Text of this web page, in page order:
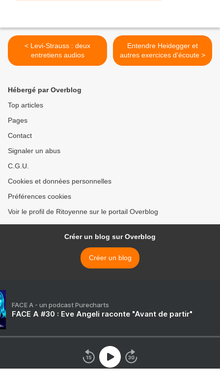
< Levi-Strauss : deux
entretiens audios
Entendre Heidegger et
autres exercices d'écoute >
Hébergé par Overblog
Top articles
Pages
Contact
Signaler un abus
C.G.U.
Cookies et données personnelles
Préférences cookies
Voir le profil de Ritoyenne sur le portail Overblog
Créer un blog sur Overblog
Créer un blog
FACE A - un podcast Purecharts
FACE A #30 : Eve Angeli raconte "Avant de partir"